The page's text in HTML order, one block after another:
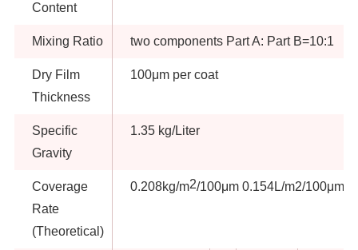
Content
Mixing Ratio two components Part A: Part B=10:1
Dry Film
Thickness
100μm per coat
Specific
Gravity
1.35 kg/Liter
Coverage
Rate
(Theoretical)
0.208kg/m2/100μm 0.154L/m2/100μm